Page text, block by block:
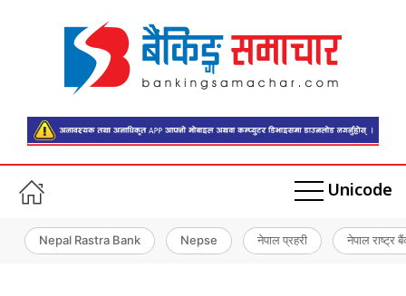
Unicode
Nepal Rastra Bank Nepse नेपाल प्रहरी नेपाल राष्ट्र